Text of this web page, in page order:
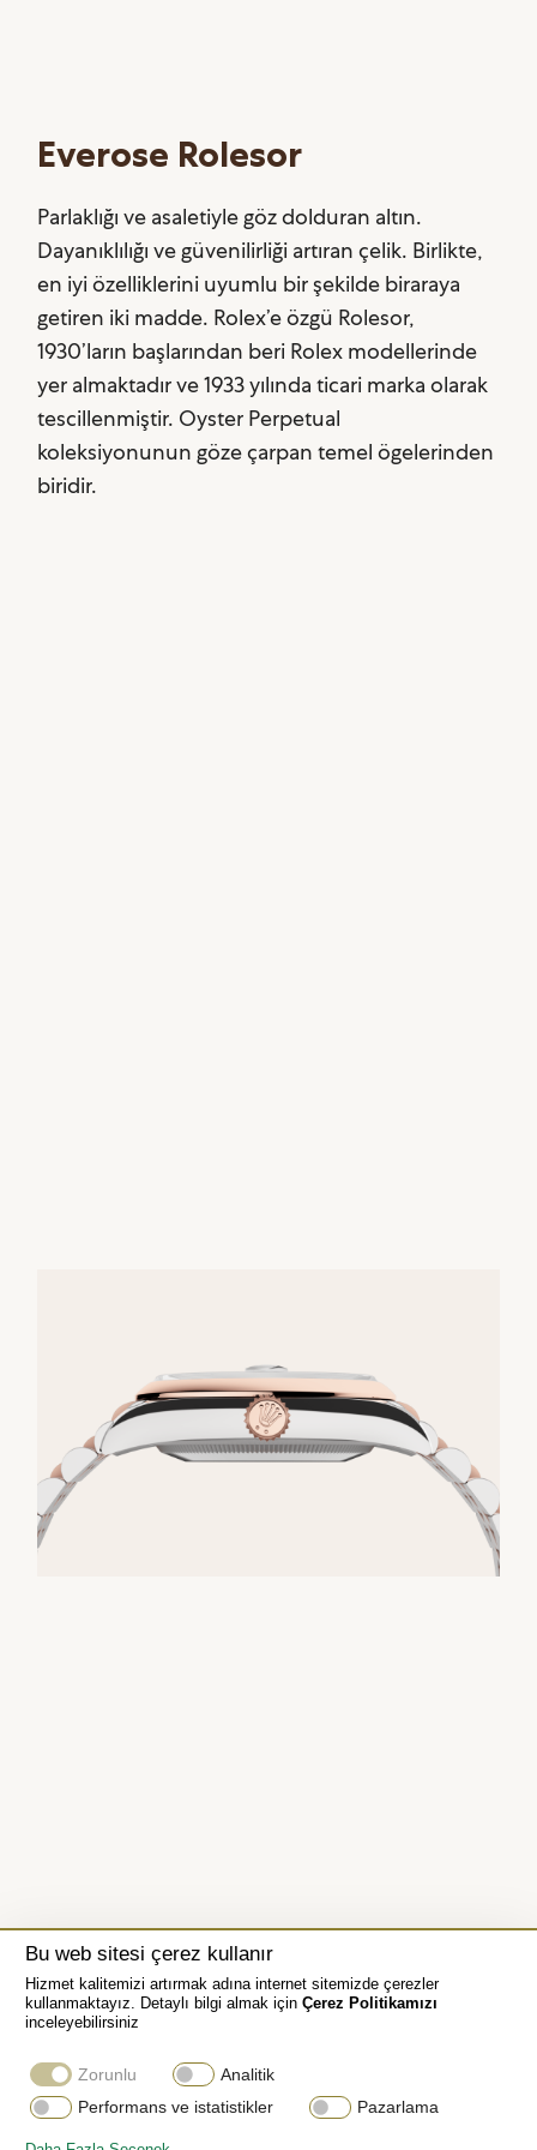
Everose Rolesor
Parlaklığı ve asaletiyle göz dolduran altın.
Dayanıklılığı ve güvenilirliği artıran çelik. Birlikte,
en iyi özelliklerini uyumlu bir şekilde biraraya
getiren iki madde. Rolex’e özgü Rolesor,
1930’ların başlarından beri Rolex modellerinde
yer almaktadır ve 1933 yılında ticari marka olarak
tescillenmiştir. Oyster Perpetual
koleksiyonunun göze çarpan temel ögelerinden
biridir.
Bu web sitesi çerez kullanır
Hizmet kalitemizi artırmak adına internet sitemizde çerezler
kullanmaktayız. Detaylı bilgi almak için Çerez Politikamızı
inceleyebilirsiniz
Zorunlu
Analitik
Performans ve istatistikler
Pazarlama